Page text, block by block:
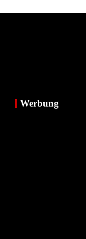
Werbung